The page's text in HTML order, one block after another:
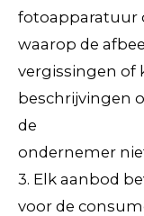
fotoapparatuur
waarop de
vergissingen of
beschrijvingen
de
ondernemer
3. Elk aanbod
voor de